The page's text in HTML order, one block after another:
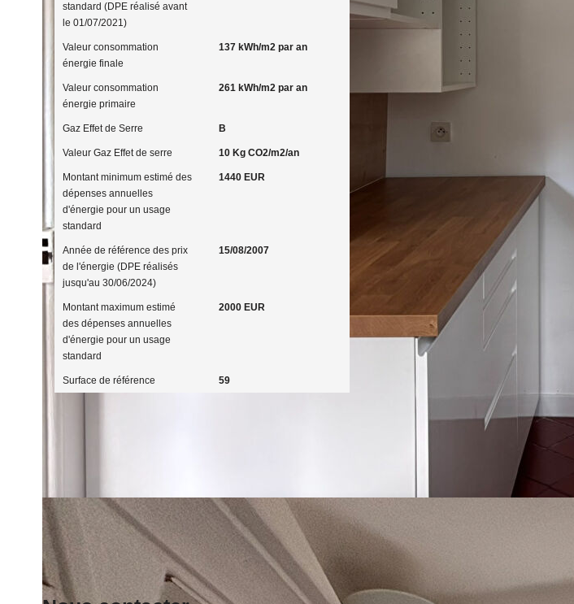
standard (DPE réalisé avant
le 01/07/2021)
Valeur consommation
énergie finale
137 kWh/m2 par an
Valeur consommation
énergie primaire
261 kWh/m2 par an
Gaz Effet de Serre B
Valeur Gaz Effet de serre 10 Kg CO2/m2/an
Montant minimum estimé des
dépenses annuelles
d'énergie pour un usage
standard
1440 EUR
Année de référence des prix
de l'énergie (DPE réalisés
jusqu'au 30/06/2024)
15/08/2007
Montant maximum estimé
des dépenses annuelles
d'énergie pour un usage
standard
2000 EUR
Surface de référence 59